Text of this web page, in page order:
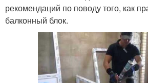
рекомендаций по поводу того, как
балконный блок.